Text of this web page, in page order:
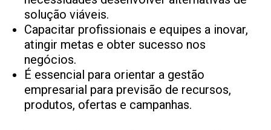
solução viáveis.
Capacitar profissionais e equipes a inovar,
atingir metas e obter sucesso nos
negócios.
É essencial para orientar a gestão
empresarial para previsão de recursos,
produtos, ofertas e campanhas.